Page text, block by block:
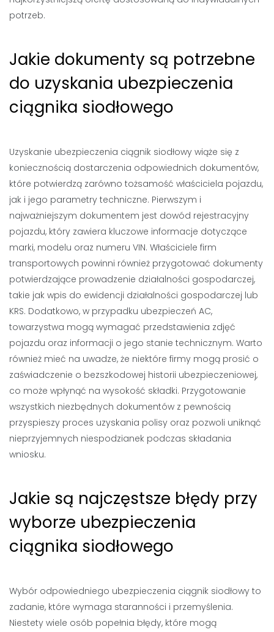
potrzeb.
Jakie dokumenty są potrzebne
do uzyskania ubezpieczenia
ciągnika siodłowego
Uzyskanie ubezpieczenia ciągnik siodłowy wiąże się z
koniecznością dostarczenia odpowiednich dokumentów,
które potwierdzą zarówno tożsamość właściciela pojazdu,
jak i jego parametry techniczne. Pierwszym i
najważniejszym dokumentem jest dowód rejestracyjny
pojazdu, który zawiera kluczowe informacje dotyczące
marki, modelu oraz numeru VIN. Właściciele firm
transportowych powinni również przygotować dokumenty
potwierdzające prowadzenie działalności gospodarczej,
takie jak wpis do ewidencji działalności gospodarczej lub
KRS. Dodatkowo, w przypadku ubezpieczeń AC,
towarzystwa mogą wymagać przedstawienia zdjęć
pojazdu oraz informacji o jego stanie technicznym. Warto
również mieć na uwadze, że niektóre firmy mogą prosić o
zaświadczenie o bezszkodowej historii ubezpieczeniowej,
co może wpłynąć na wysokość składki. Przygotowanie
wszystkich niezbędnych dokumentów z pewnością
przyspieszy proces uzyskania polisy oraz pozwoli uniknąć
nieprzyjemnych niespodzianek podczas składania
wniosku.
Jakie są najczęstsze błędy przy
wyborze ubezpieczenia
ciągnika siodłowego
Wybór odpowiedniego ubezpieczenia ciągnik siodłowy to
zadanie, które wymaga staranności i przemyślenia.
Niestety wiele osób popełnia błędy, które mogą